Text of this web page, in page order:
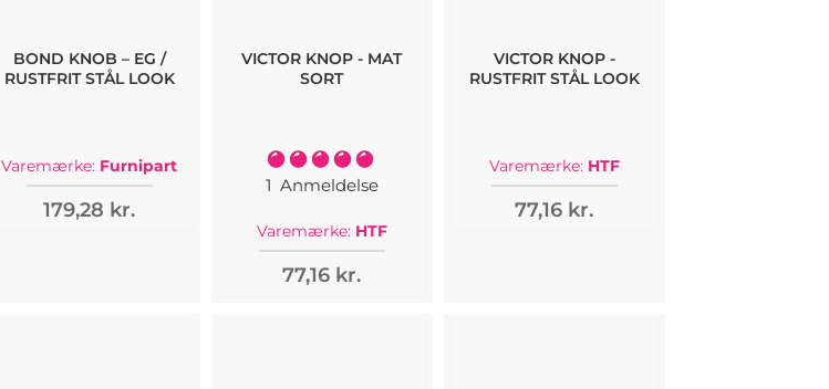
BOND KNOB – EG /
RUSTFRIT STÅL LOOK
Varemærke: Furnipart
179,28 kr.
VICTOR KNOP - MAT
SORT
Bedømmelse:
100%
1 Anmeldelse
Varemærke: HTF
77,16 kr.
VICTOR KNOP -
RUSTFRIT STÅL LOOK
Varemærke: HTF
77,16 kr.